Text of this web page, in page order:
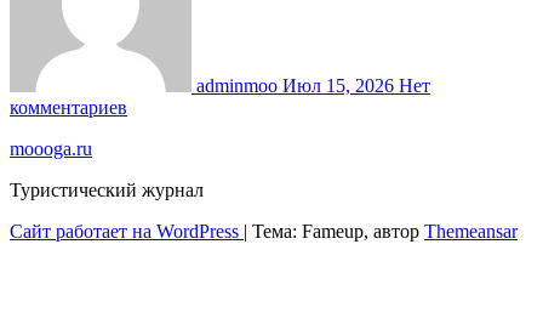
adminmoo Июл 15, 2026 Нет
комментариев
moooga.ru
Туристический журнал
Сайт работает на WordPress | Тема: Fameup, автор Themeansar